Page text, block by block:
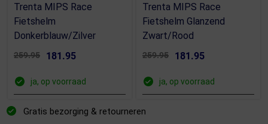
Trenta MIPS Race
Fietshelm
Donkerblauw/Zilver
259.95 181.95
ja, op voorraad
Trenta MIPS Race
Fietshelm Glanzend
Zwart/Rood
259.95 181.95
ja, op voorraad
Gratis bezorging & retourneren